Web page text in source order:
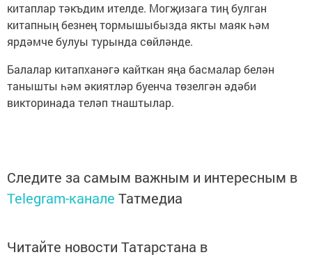
китаплар тәкъдим ителде. Могҗизага тиң булган
китапның безнең тормышыбызда якты маяк һәм
ярдәмче булуы турында сөйләнде.
Балалар китапханәгә кайткан яңа басмалар белән
танышты һәм әкиятләр буенча төзелгән әдәби
викторинада теләп тнаштылар.
Следите за самым важным и интересным в
Telegram-канале Татмедиа
Читайте новости Татарстана в